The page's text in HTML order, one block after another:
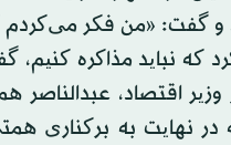
گفت: «من فکر می‌کردم که
که نباید مذاکره کنیم،
وزیر اقتصاد،
در نهایت به برکناری